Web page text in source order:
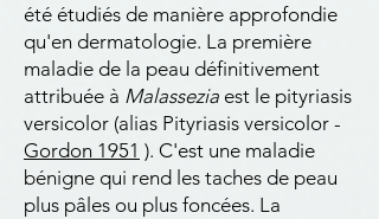
été étudiés de manière approfondie
qu'en dermatologie. La première
maladie de la peau définitivement
attribuée à Malassezia est le pityriasis
versicolor (alias Pityriasis versicolor -
Gordon 1951 ). C'est une maladie
bénigne qui rend les taches de peau
plus pâles ou plus foncées. La